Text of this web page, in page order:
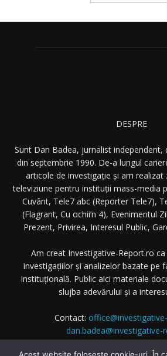
DESPRE
Sunt Dan Badea, jurnalist independent,
din septembrie 1990. De-a lungul
articole de investigație și am realizat
televiziune pentru instituții mass-media
Cuvânt, Tele7 abc (Reporter Tele7),
(Flagrant, Cu ochii’n 4), Evenimentul
Prezent, Privirea, Interesul Public,
Am creat Investigative-Report.ro
investigațiilor și analizelor bazate pe
instituțională. Public aici materiale
slujba adevărului și a
Contact:
dan.badea@investigative-